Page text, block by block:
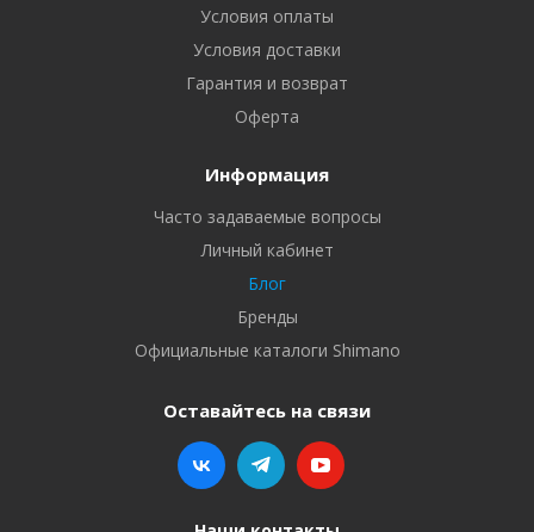
Условия оплаты
Условия доставки
Гарантия и возврат
Оферта
Информация
Часто задаваемые вопросы
Личный кабинет
Блог
Бренды
Официальные каталоги Shimano
Оставайтесь на связи